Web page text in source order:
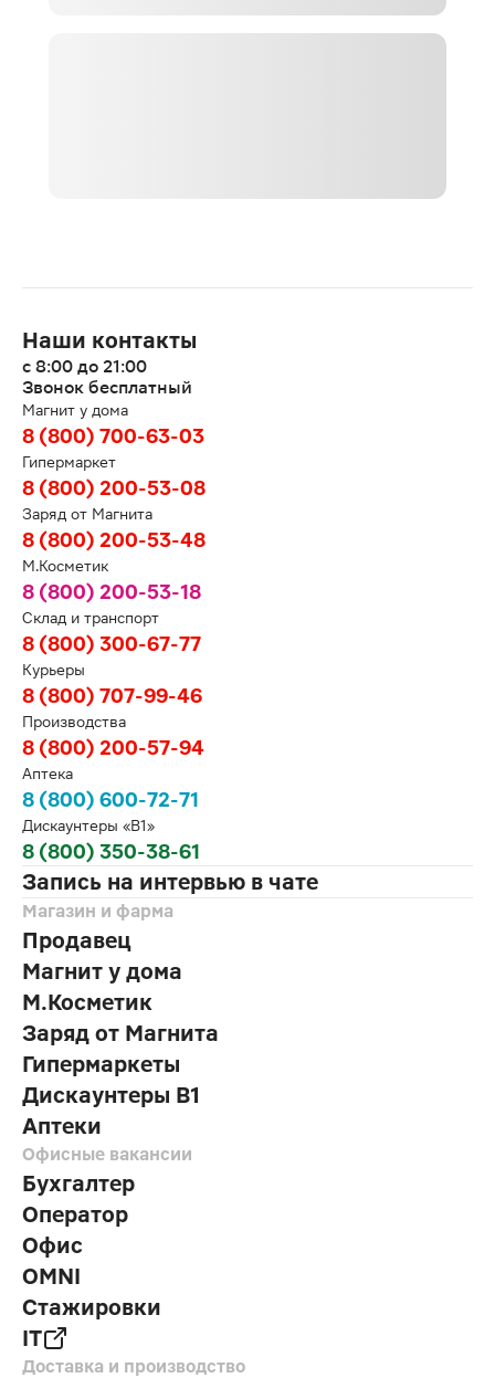
Наши контакты
с 8:00 до 21:00
Звонок бесплатный
Магнит у дома
8 (800) 700-63-03
Гипермаркет
8 (800) 200-53-08
Заряд от Магнита
8 (800) 200-53-48
М.Косметик
8 (800) 200-53-18
Склад и транспорт
8 (800) 300-67-77
Курьеры
8 (800) 707-99-46
Производства
8 (800) 200-57-94
Аптека
8 (800) 600-72-71
Дискаунтеры «В1»
8 (800) 350-38-61
Запись на интервью в чате
Магазин и фарма
Продавец
Магнит у дома
М.Косметик
Заряд от Магнита
Гипермаркеты
Дискаунтеры В1
Аптеки
Офисные вакансии
Бухгалтер
Оператор
Офис
OMNI
Стажировки
IT
Доставка и производство